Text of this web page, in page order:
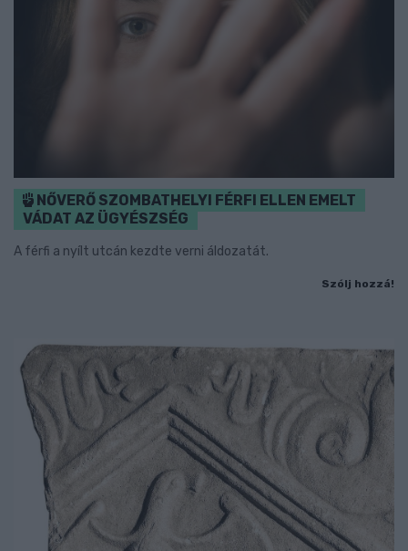
NŐVERŐ SZOMBATHELYI FÉRFI ELLEN EMELT
VÁDAT AZ ÜGYÉSZSÉG
A férfi a nyílt utcán kezdte verni áldozatát.
Szólj hozzá!